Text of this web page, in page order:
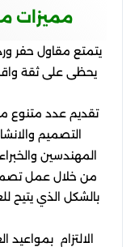
مميزات
يتمتع مقاول حفر
يحظى على ثقة
تقديم عدد متنوع
التصميم
المهندسين
من خلال عمل
بالشكل الذي يتيح
الالتزام